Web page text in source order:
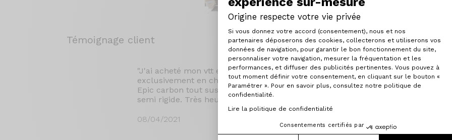
Origine respecte votre vie privée
Plateforme de Gestion du
Si vous donnez votre accord (consentement), nous et nos
partenaires déposerons des cookies, collecterons et utiliserons vos
données de navigation, pour garantir le bon fonctionnement du site,
personnaliser votre navigation, mesurer la fréquentation et les
performances, et diffuser des publicités pertinentes. Vous pouvez à
tout moment définir votre consentement, en cliquant sur le bouton «
Paramétrer ». Pour en savoir plus, consultez notre politique de
confidentialité.
Lire la politique de confidentialité
Consentements certifiés par
Axeptio consent
Témoignage client
"J'ai acheté mon vtt en début d'année j'ai déjà fait 1000 km et 20 000 mètres de
exclusivement en chemin forestier et single, un vrai bonheur, j'ai eu vite fait
Epic carbon tout suspendu !!! vraiment une bête de course et également très
semi rigide. Très heureux de mon achat je le recommande sans retenue merci
08/04/2021